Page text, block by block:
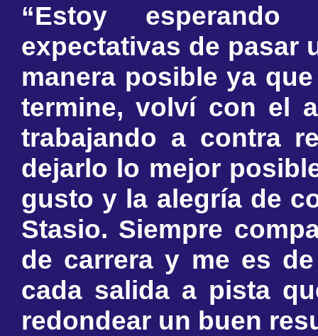
“Estoy
expectativas de pasar
manera posible ya
termine, volví con el
trabajando a contra
dejarlo lo mejor
gusto y la alegría de
Stasio. Siempre
de carrera y me es
cada salida a pista
redondear un buen